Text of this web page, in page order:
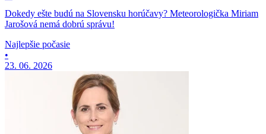
Dokedy ešte budú na Slovensku horúčavy? Meteorologička Miriam
Jarošová nemá dobrú správu!
Najlepšie počasie
•
23. 06. 2026